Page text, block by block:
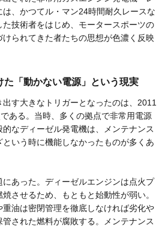
、かつてル・マン24時間耐久レースな
技術者をはじめ、モータースポーツの
られてきた者たちの思想が色濃く反映
た「動かない電源」という現実
す大きなトリガーとなったのは、2011
ある。当時、多くの拠点で非常用電源
なディーゼル発電機は、メンテナンス
いう時に機能しなかったものが多くあ
あった。ディーゼルエンジンは点火プ
させるため、もともと始動性が弱い。
油は密閉管理を徹底しなければ劣化や
された燃料が腐敗する。メンテナンス